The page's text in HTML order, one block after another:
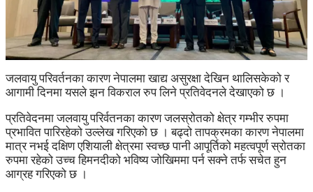
जलवायु परिवर्तनका कारण नेपालमा खाद्य असुरक्षा देखिन थालिसकेको र
आगामी दिनमा यसले झन विकराल रुप लिने प्रतिवेदनले देखाएको छ ।
प्रतिवेदनमा जलवायु परिर्वतनका कारण जलस्रोतको क्षेत्र गम्भीर रुपमा
प्रभावित पारिरहेको उल्लेख गरिएको छ । बढ्दो तापक्रमका कारण नेपालमा
मात्र नभई दक्षिण एशियाली क्षेत्रमा स्वच्छ पानी आपूर्तिको महत्वपूर्ण स्रोतका
रुपमा रहेको उच्च हिमनदीको भविष्य जोखिममा पर्न सक्ने तर्फ सचेत हुन
आग्रह गरिएको छ ।